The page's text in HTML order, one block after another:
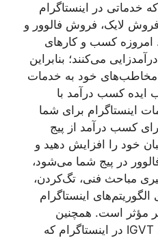
در اینستاگرام
فروش لایک، فروش فالوور و
امروزه کسب و کارهای
می‌کنند؛ بنابراین
مخاطب‌های خود به خدمات
ایده کسب درآمد با
اینستاگرام برای شما
کسب درآمد از پیج
خود را افزایش دهید و
در پیج شما می‌شود،
مباحث فنی، تگ‌کردن،
اینستاگرام
مؤثر است. همچنین
می‌توانید با راه‌اندازی کانال IGVT در اینستاگرام که